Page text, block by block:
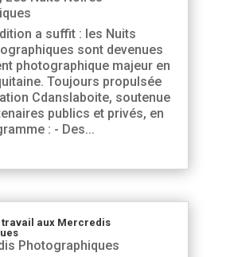
a suffit : les Nuits
sont devenues
photographique majeur en
Toujours propulsée
Cdanslaboite, soutenue
publics et privés, en
: - Des...
travail aux Mercredis
Photographiques